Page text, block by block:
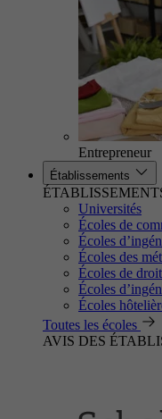
Entrepreneur
Établissements
Universités
Écoles de
Écoles
Écoles des
Écoles de droit
Écoles
Écoles
Toutes les écoles
AVIS DES